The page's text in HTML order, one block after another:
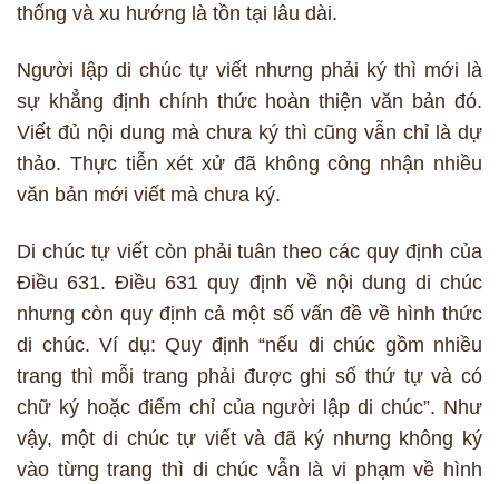
thống và xu hướng là tồn tại lâu dài.
Người lập di chúc tự viết nhưng phải ký thì mới là
sự khẳng định chính thức hoàn thiện văn bản đó.
Viết đủ nội dung mà chưa ký thì cũng vẫn chỉ là dự
thảo. Thực tiễn xét xử đã không công nhận nhiều
văn bản mới viết mà chưa ký.
Di chúc tự viết còn phải tuân theo các quy định của
Điều 631. Điều 631 quy định về nội dung di chúc
nhưng còn quy định cả một số vấn đề về hình thức
di chúc. Ví dụ: Quy định “nếu di chúc gồm nhiều
trang thì mỗi trang phải được ghi số thứ tự và có
chữ ký hoặc điểm chỉ của người lập di chúc”. Như
vậy, một di chúc tự viết và đã ký nhưng không ký
vào từng trang thì di chúc vẫn là vi phạm về hình